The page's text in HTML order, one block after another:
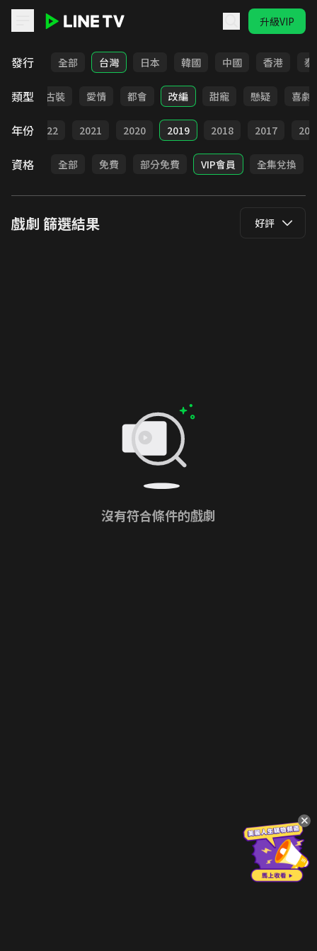
升級VIP
發行 全部 台灣 日本 韓國 中國 香港 泰
類型
家庭 古裝 愛情 都會 改編 甜寵 懸疑 喜劇
年份 2022 2021 2020 2019 2018 2017
資格 全部 免費 部分免費 VIP會員 全集兌換
戲劇 篩選結果 好評
沒有符合條件的戲劇